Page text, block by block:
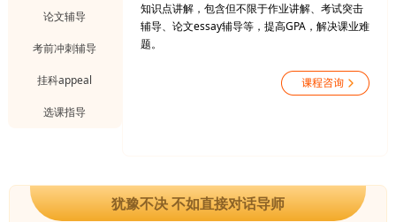
论文辅导
考前冲刺辅导
挂科appeal
选课指导
知识点讲解，包含但不限于作业讲解、考试突击
辅导、论文essay辅导等，提高GPA，解决课业难
题。
犹豫不决 不如直接对话导师